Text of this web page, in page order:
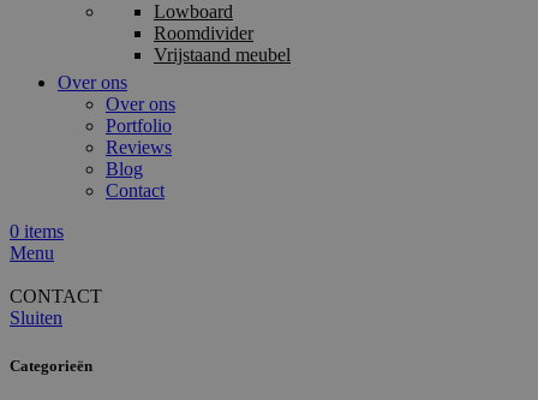
Lowboard
Roomdivider
Vrijstaand meubel
Over ons
Over ons
Portfolio
Reviews
Blog
Contact
0 items
Menu
CONTACT
Sluiten
Categorieën